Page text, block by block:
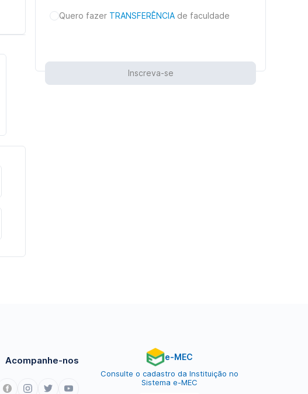
Quero fazer TRANSFERÊNCIA de faculdade
Inscreva-se
Acompanhe-nos e-MEC
Consulte o cadastro da Instituição no
Sistema e-MEC